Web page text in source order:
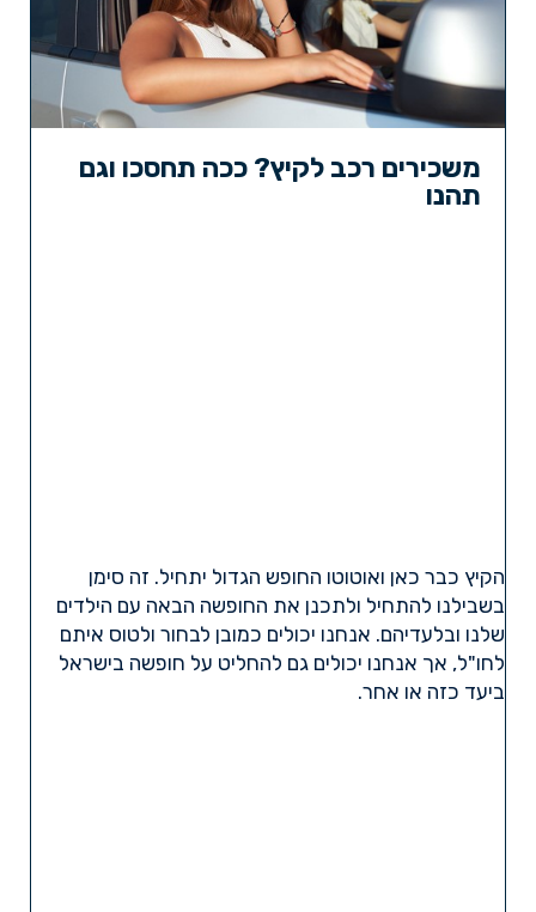
משכירים רכב לקיץ? ככה תחסכו וגם
תהנו
הקיץ כבר כאן ואוטוטו החופש הגדול יתחיל. זה סימן
בשבילנו להתחיל ולתכנן את החופשה הבאה עם הילדים
שלנו ובלעדיהם. אנחנו יכולים כמובן לבחור ולטוס איתם
לחו"ל, אך אנחנו יכולים גם להחליט על חופשה בישראל
ביעד כזה או אחר.